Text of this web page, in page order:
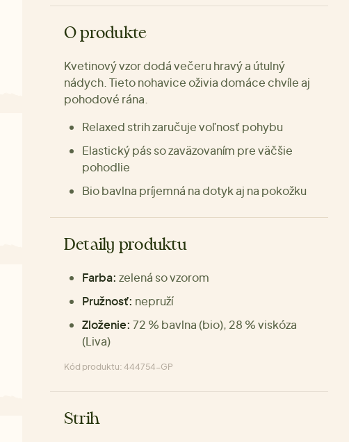
O produkte
Kvetinový vzor dodá večeru hravý a útulný
nádych. Tieto nohavice oživia domáce chvíle aj
pohodové rána.
Relaxed strih zaručuje voľnosť pohybu
Elastický pás so zaväzovaním pre väčšie
pohodlie
Bio bavlna príjemná na dotyk aj na pokožku
Detaily produktu
Farba: zelená so vzorom
Pružnosť: nepruží
Zloženie: 72 % bavlna (bio), 28 % viskóza
(Liva)
Kód produktu: 444754-GP
Strih